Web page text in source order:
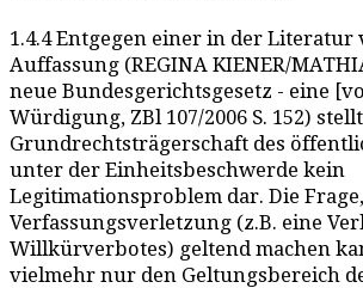
1.4.4 Entgegen einer in der
Auffassung (REGINA KIENER/
neue Bundesgerichtsgesetz - eine
Würdigung, ZBl 107/2006 S. 152)
Grundrechtsträgerschaft des
unter der Einheitsbeschwerde kein
Legitimationsproblem dar. Die
Verfassungsverletzung (z.B. eine
Willkürverbotes) geltend machen
vielmehr nur den Geltungsbereich